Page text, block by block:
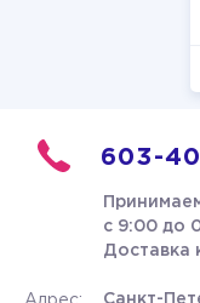
603-
с 9:00 до
Доставка
Санкт-